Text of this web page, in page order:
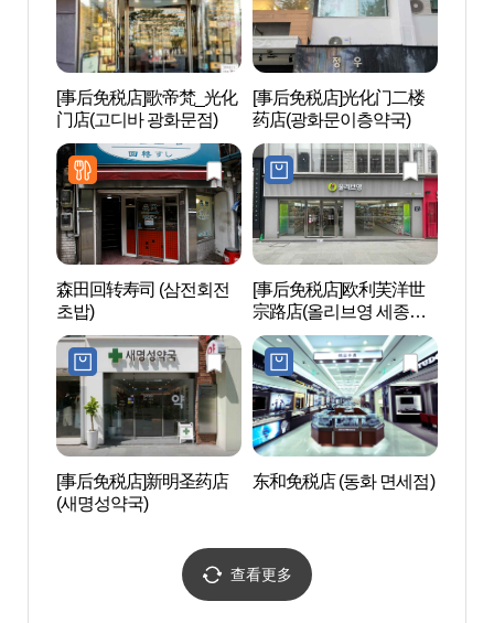
[事后免税店]歌帝梵_光化
门店(고디바 광화문점)
[事后免税店]光化门二楼
药店(광화문이층약국)
森田回转寿司 (삼전회전
초밥)
[事后免税店]欧利芙洋世
宗路店(올리브영 세종로
점)
[事后免税店]新明圣药店
(새명성약국)
东和免税店 (동화 면세점)
查看更多